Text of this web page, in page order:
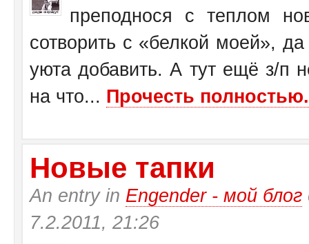
преподнося с теплом
сотворить с «белкой моей»,
уюта добавить. А тут ещё з/п
на что... Прочесть
Новые тапки
An entry in Engender - мой блог
7.2.2011, 21:26